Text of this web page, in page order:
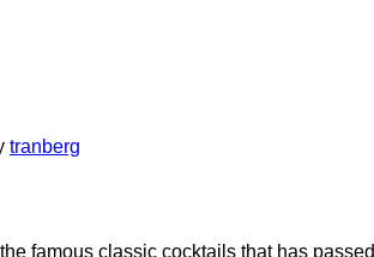
tranberg
famous classic cocktails that has